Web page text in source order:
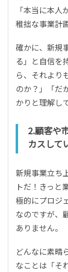
「本当に本
稚拙な事業計
確かに、新規
る」と自信を
ら、それより
のか？」「だ
かりと理解し
2.顧客や
カスして
新規事業立ち
トだ！きっと
極的にプロジ
なのですが、
ありません。
どんなに素晴
なことは「そ